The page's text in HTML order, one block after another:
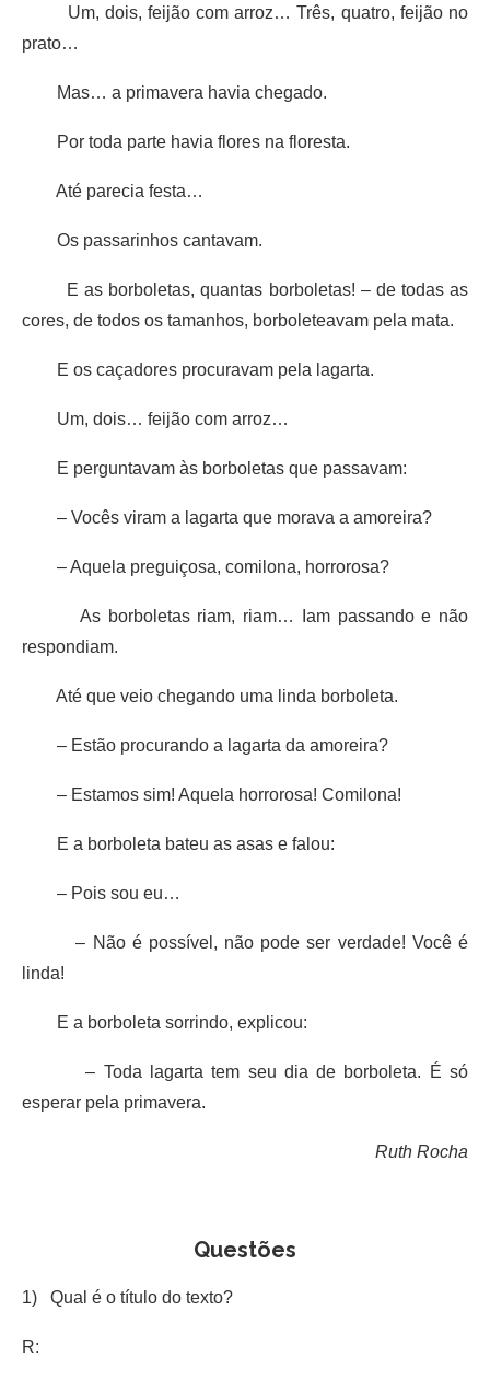
Um, dois, feijão com arroz… Três, quatro, feijão no
prato…
Mas… a primavera havia chegado.
Por toda parte havia flores na floresta.
Até parecia festa…
Os passarinhos cantavam.
E as borboletas, quantas borboletas! – de todas as
cores, de todos os tamanhos, borboleteavam pela mata.
E os caçadores procuravam pela lagarta.
Um, dois… feijão com arroz…
E perguntavam às borboletas que passavam:
– Vocês viram a lagarta que morava a amoreira?
– Aquela preguiçosa, comilona, horrorosa?
As borboletas riam, riam… Iam passando e não
respondiam.
Até que veio chegando uma linda borboleta.
– Estão procurando a lagarta da amoreira?
– Estamos sim! Aquela horrorosa! Comilona!
E a borboleta bateu as asas e falou:
– Pois sou eu…
– Não é possível, não pode ser verdade! Você é
linda!
E a borboleta sorrindo, explicou:
– Toda lagarta tem seu dia de borboleta. É só
esperar pela primavera.
Ruth Rocha
Questões
1) Qual é o título do texto?
R: